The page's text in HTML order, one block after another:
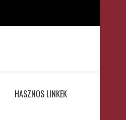
HASZNOS LINKEK